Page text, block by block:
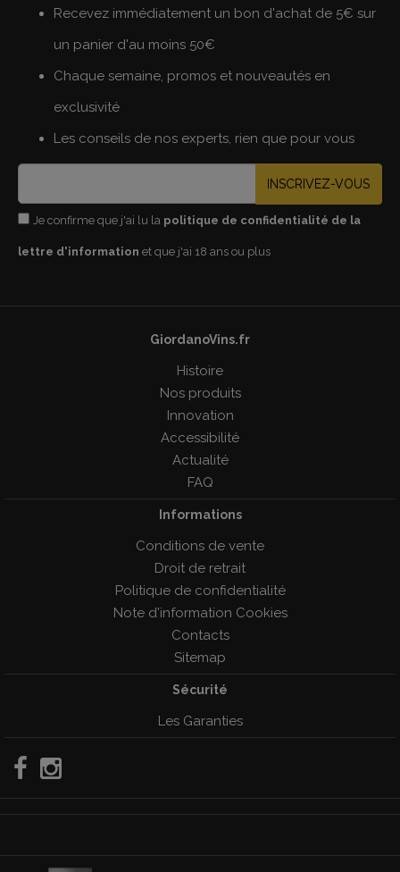
Recevez immédiatement un bon d'achat de 5€ sur
un panier d'au moins 50€
Chaque semaine, promos et nouveautés en
exclusivité
Les conseils de nos experts, rien que pour vous
INSCRIVEZ-VOUS
Je confirme que j'ai lu la politique de confidentialité de la
lettre d'information et que j'ai 18 ans ou plus
GiordanoVins.fr
Histoire
Nos produits
Innovation
Accessibilité
Actualité
FAQ
Informations
Conditions de vente
Droit de retrait
Politique de confidentialité
Note d'information Cookies
Contacts
Sitemap
Sécurité
Les Garanties